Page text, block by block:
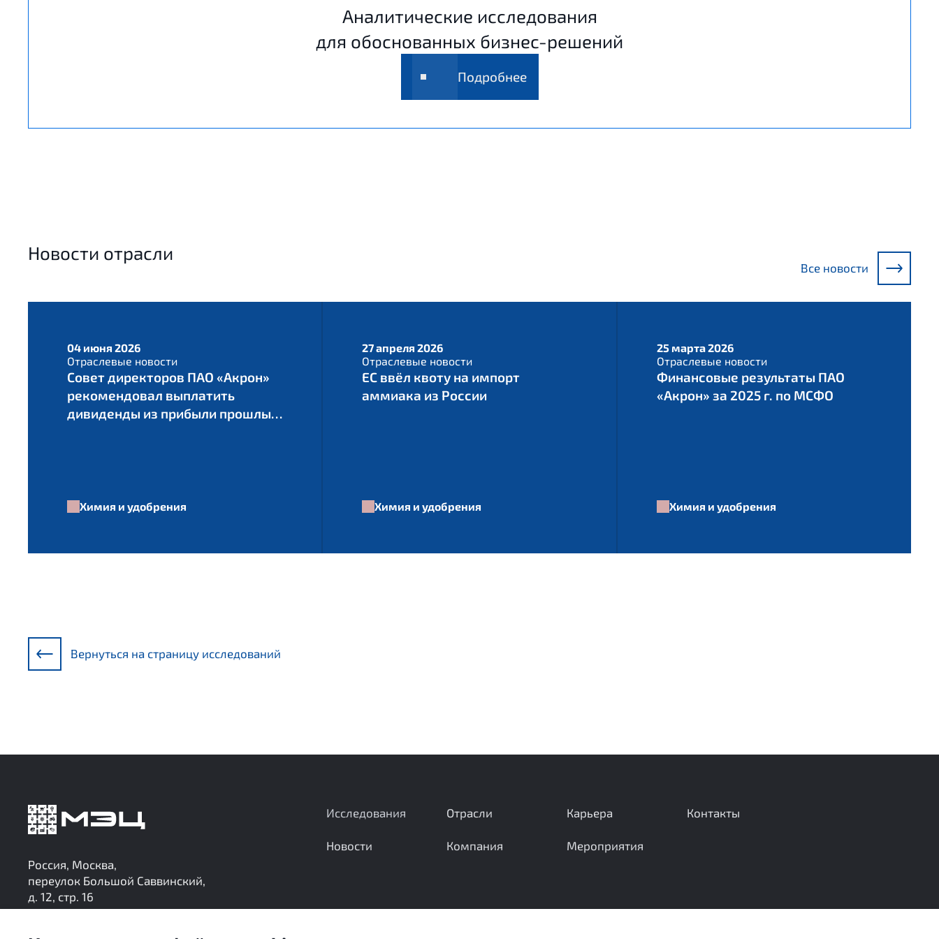
Аналитические исследования
для обоснованных бизнес-решений
Подробнее
Новости отрасли
Все новости
04 июня 2026
Отраслевые новости
Совет директоров ПАО «Акрон»
рекомендовал выплатить
дивиденды из прибыли прошлых
Химия и удобрения
27 апреля 2026
Отраслевые новости
ЕС ввёл квоту на импорт
аммиака из России
Химия и удобрения
25 марта 2026
Отраслевые новости
Финансовые результаты ПАО
«Акрон» за 2025 г. по МСФО
Химия и удобрения
Вернуться на страницу исследований
Россия, Москва,
переулок Большой Саввинский,
д. 12, стр. 16
research@mec-analytics.ru
Исследования
Новости
Отрасли
Компания
Карьера
Мероприятия
Контакты